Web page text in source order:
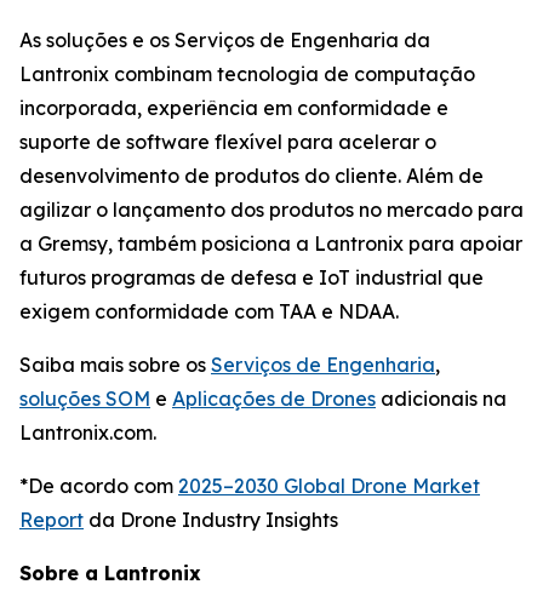
As soluções e os Serviços de Engenharia da
Lantronix combinam tecnologia de computação
incorporada, experiência em conformidade e
suporte de software flexível para acelerar o
desenvolvimento de produtos do cliente. Além de
agilizar o lançamento dos produtos no mercado para
a Gremsy, também posiciona a Lantronix para apoiar
futuros programas de defesa e IoT industrial que
exigem conformidade com TAA e NDAA.
Saiba mais sobre os Serviços de Engenharia,
soluções SOM e Aplicações de Drones adicionais na
Lantronix.com.
*De acordo com 2025–2030 Global Drone Market
Report da Drone Industry Insights
Sobre a Lantronix